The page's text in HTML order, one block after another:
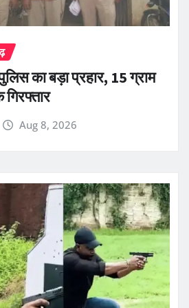
का बड़ा प्रहार, 15 ग्राम
Aug 8, 2026